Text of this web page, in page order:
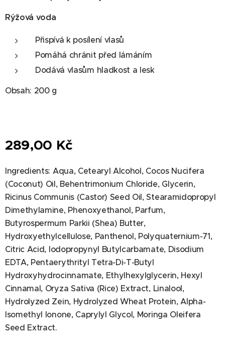
Rýžová voda
Přispívá k posílení vlasů
Pomáhá chránit před lámáním
Dodává vlasům hladkost a lesk
Obsah: 200 g
289,00 Kč
Ingredients: Aqua, Cetearyl Alcohol, Cocos Nucifera
(Coconut) Oil, Behentrimonium Chloride, Glycerin,
Ricinus Communis (Castor) Seed Oil, Stearamidopropyl
Dimethylamine, Phenoxyethanol, Parfum,
Butyrospermum Parkii (Shea) Butter,
Hydroxyethylcellulose, Panthenol, Polyquaternium-71,
Citric Acid, Iodopropynyl Butylcarbamate, Disodium
EDTA, Pentaerythrityl Tetra-Di-T-Butyl
Hydroxyhydrocinnamate, Ethylhexylglycerin, Hexyl
Cinnamal, Oryza Sativa (Rice) Extract, Linalool,
Hydrolyzed Zein, Hydrolyzed Wheat Protein, Alpha-
Isomethyl Ionone, Caprylyl Glycol, Moringa Oleifera
Seed Extract.